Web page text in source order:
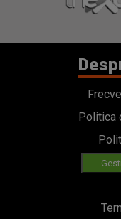
Politica